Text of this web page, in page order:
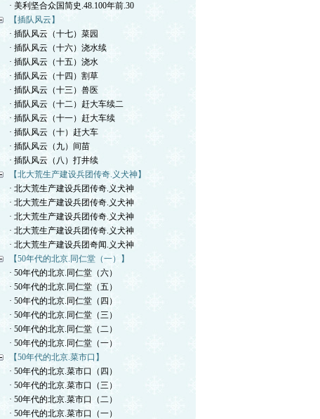
· 美利坚合众国简史.48.100年前.30
【插队风云】
· 插队风云（十七）菜园
· 插队风云（十六）浇水续
· 插队风云（十五）浇水
· 插队风云（十四）割草
· 插队风云（十三）兽医
· 插队风云（十二）赶大车续二
· 插队风云（十一）赶大车续
· 插队风云（十）赶大车
· 插队风云（九）间苗
· 插队风云（八）打井续
【北大荒生产建设兵团传奇.义犬神】
· 北大荒生产建设兵团传奇.义犬神
· 北大荒生产建设兵团传奇.义犬神
· 北大荒生产建设兵团传奇.义犬神
· 北大荒生产建设兵团传奇.义犬神
· 北大荒生产建设兵团奇闻.义犬神
【50年代的北京.同仁堂（一）】
· 50年代的北京.同仁堂（六）
· 50年代的北京.同仁堂（五）
· 50年代的北京.同仁堂（四）
· 50年代的北京.同仁堂（三）
· 50年代的北京.同仁堂（二）
· 50年代的北京.同仁堂（一）
【50年代的北京.菜市口】
· 50年代的北京.菜市口（四）
· 50年代的北京.菜市口（三）
· 50年代的北京.菜市口（二）
· 50年代的北京.菜市口（一）